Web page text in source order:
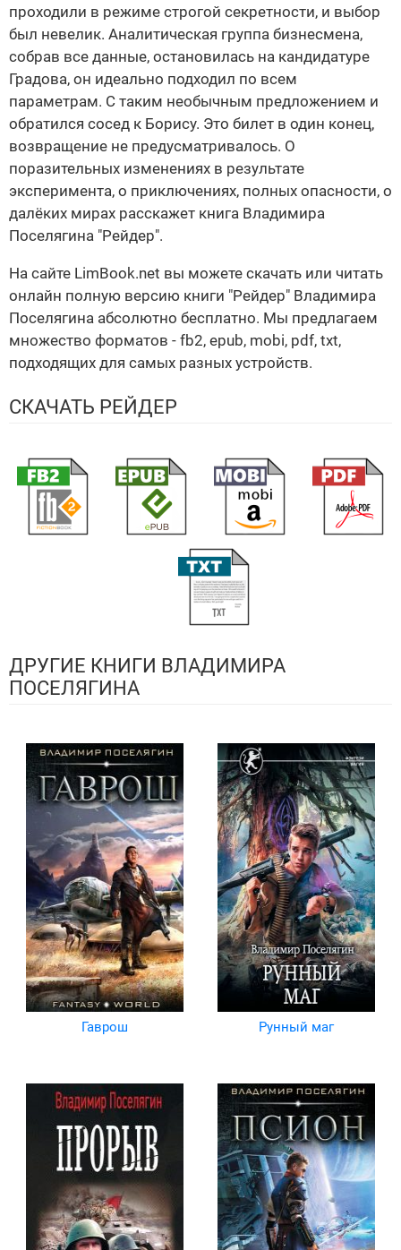
проходили в режиме строгой секретности, и выбор
был невелик. Аналитическая группа бизнесмена,
собрав все данные, остановилась на кандидатуре
Градова, он идеально подходил по всем
параметрам. С таким необычным предложением и
обратился сосед к Борису. Это билет в один конец,
возвращение не предусматривалось. О
поразительных изменениях в результате
эксперимента, о приключениях, полных опасности, о
далёких мирах расскажет книга Владимира
Поселягина "Рейдер".
На сайте LimBook.net вы можете скачать или читать
онлайн полную версию книги "Рейдер" Владимира
Поселягина абсолютно бесплатно. Мы предлагаем
множество форматов - fb2, epub, mobi, pdf, txt,
подходящих для самых разных устройств.
СКАЧАТЬ РЕЙДЕР
ДРУГИЕ КНИГИ ВЛАДИМИРА
ПОСЕЛЯГИНА
Гаврош Рунный маг